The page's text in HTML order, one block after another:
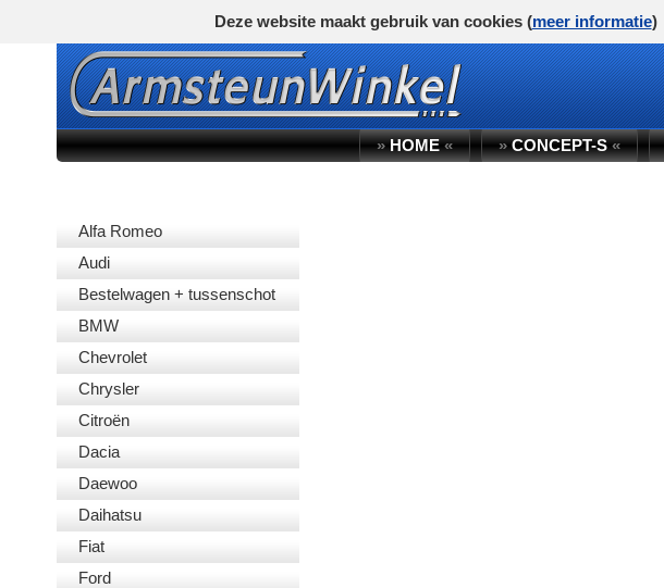
»HOME« »CONCEPT-S«
Alfa Romeo
Audi
Bestelwagen + tussenschot
BMW
Chevrolet
Chrysler
Citroën
Dacia
Daewoo
Daihatsu
Fiat
Ford
Deze website maakt gebruik van cookies (meer informatie)